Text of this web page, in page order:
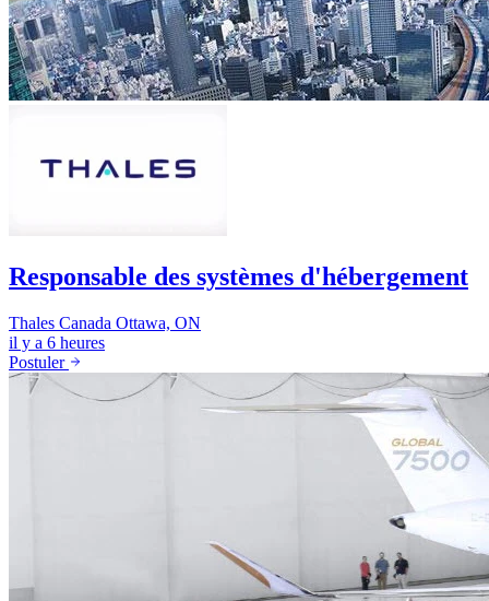
Responsable des systèmes d'hébergement
Thales Canada Ottawa, ON
il y a 6 heures
Postuler